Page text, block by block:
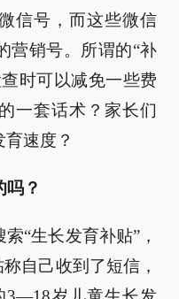
信号，而这些微信
营销号。所谓的“补
时可以减免一些费
一套话术？家长们
速度？
吗？
“生长发育补贴”，
自己收到了短信，